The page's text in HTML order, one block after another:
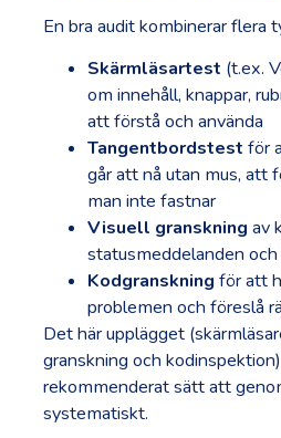
En bra audit kombinerar flera
Skärmläsartest (t.ex.
om innehåll, knappar,
att förstå och använda
Tangentbordstest för
går att nå utan mus, att
man inte fastnar
Visuell granskning av
statusmeddelanden
Kodgranskning för att
problemen och föreslå
Det här upplägget
granskning och
rekommenderat sätt att
systematiskt.